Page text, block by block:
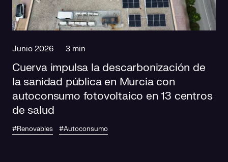
Responsabilidad social
Comercialización
Casos de éxito
Media
Junio 2026 3 min
Cuerva impulsa la descarbonización de
la sanidad pública en Murcia con
autoconsumo fotovoltaico en 13 centros
de salud
#Renovables #Autoconsumo